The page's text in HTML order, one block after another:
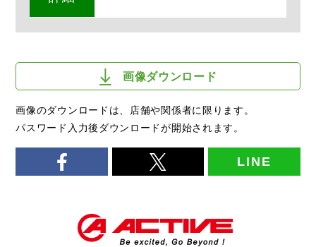
画像ダウンロード
画像のダウンロードは、店舗や関係者に限ります。
パスワード入力後ダウンロードが開始されます。
LINE